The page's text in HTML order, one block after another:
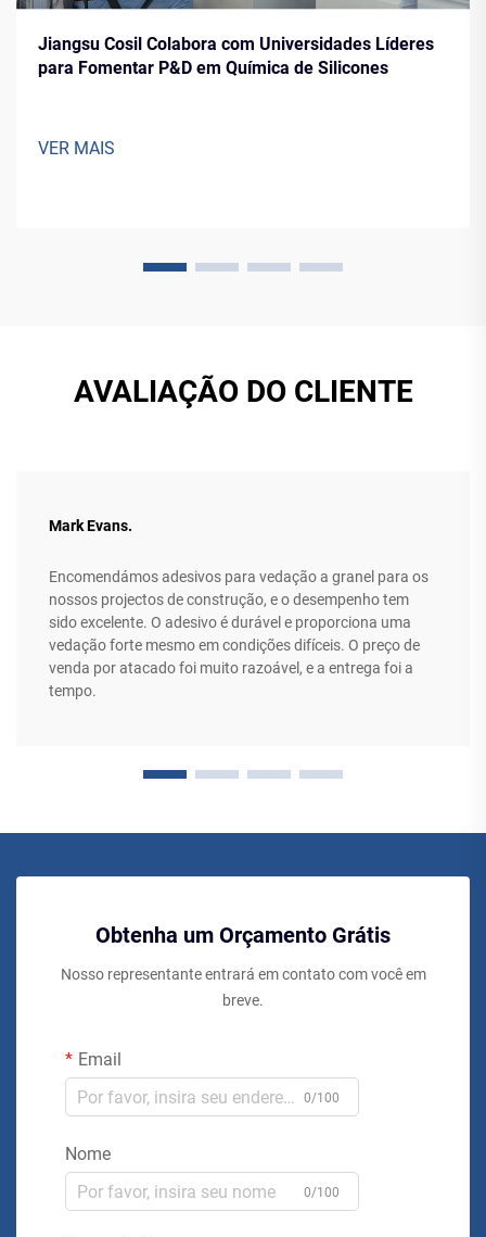
Jiangsu Cosil Colabora com Universidades Líderes
para Fomentar P&D em Química de Silicones
VER MAIS
AVALIAÇÃO DO CLIENTE
Mark Evans.
Encomendámos adesivos para vedação a granel para os
nossos projectos de construção, e o desempenho tem
sido excelente. O adesivo é durável e proporciona uma
vedação forte mesmo em condições difíceis. O preço de
venda por atacado foi muito razoável, e a entrega foi a
tempo.
Obtenha um Orçamento Grátis
Nosso representante entrará em contato com você em
breve.
Email
0/100
Nome
0/100